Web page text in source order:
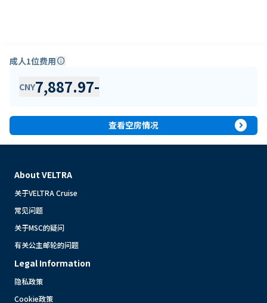
成人1位费用info
CNY7,887.97-
查看空房情况 expand_circle_right
About VELTRA
关于VELTRA Cruise
常见问题
关于MSC的疑问
有关公主邮轮的问题
Legal Information
隐私政策
Cookie政策